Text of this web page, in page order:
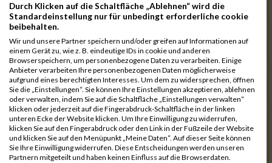
7712
Welter 00:28:53.6
7670
Hensel
7507
Pingen
00:29:23.4
7730
Planta
00:29:23.6
7641
Heit
00:29:24.1
7682
Klein 00:29:34.6
02:28:48
7732
Samson
00:29:36.6
7544
Faltenbacher
00:29:46.5
Durch Klicken auf die Schaltfläche „Ablehnen“ wird die
Standardeinstellung nur für unbedingt erforderliche cookie
beibehalten.
Wir und unsere Partner speichern und/oder greifen auf Informationen auf
einem Gerät zu, wie z. B. eindeutige IDs in cookie und anderen
Browserspeichern, um personenbezogene Daten zu verarbeiten. Einige
Anbieter verarbeiten Ihre personenbezogenen Daten möglicherweise
aufgrund eines berechtigten Interesses. Um dem zu widersprechen, öffnen
Sie die „Einstellungen“. Sie können Ihre Einstellungen akzeptieren, ablehnen
oder verwalten, indem Sie auf die Schaltfläche „Einstellungen verwalten“
klicken oder jederzeit auf die Fingerabdruck-Schaltfläche in der linken
unteren Ecke der Website klicken. Um Ihre Einwilligung zu widerrufen,
klicken Sie auf den Fingerabdruck oder den Link in der Fußzeile der Website
und klicken Sie auf den Menüpunkt „Meine Daten“. Auf dieser Seite können
Sie Ihre Einwilligung widerrufen. Diese Entscheidungen werden unseren
Partnern mitgeteilt und haben keinen Einfluss auf die Browserdaten.